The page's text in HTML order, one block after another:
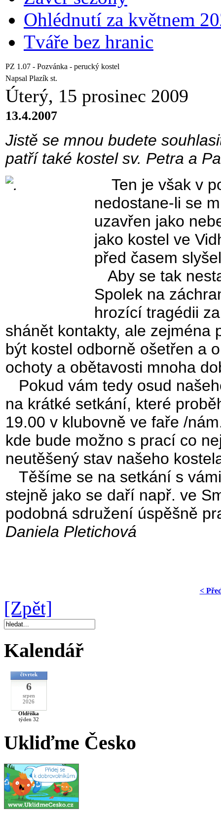
Ohlédnutí za květnem
Tváře bez hranic
PZ 1.07 - Pozvánka - perucký kostel
Napsal Plazík st.
Úterý, 15 prosinec 2009
13.4.2007
Jistě se mnou budete
patří také kostel sv. Petra a
Ten je však v
nedostane-li se
uzavřen jako
jako kostel ve
před časem
Aby se tak
Spolek na
hrozící tragédii
shánět kontakty, ale zejména
být kostel odborně ošetřen a
ochoty a obětavosti mnoha
Pokud vám tedy osud
na krátké setkání, které
19.00 v klubovně ve faře /
kde bude možno s prací co
neutěšený stav našeho
Těšíme se na setkání s
stejně jako se daří např. ve
podobná sdružení úspěšně
Daniela Pletichová
<
[Zpět]
Kalendář
čtvrtek
6
srpen
2026
Oldřiška
týden 32
Ukliďme Česko